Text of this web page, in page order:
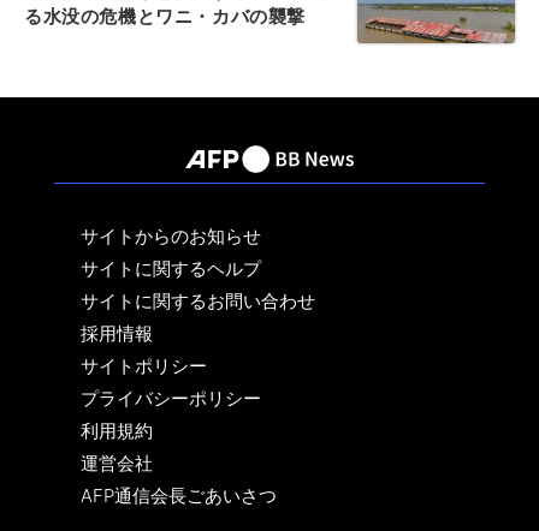
る水没の危機とワニ・カバの襲撃
サイトからのお知らせ
サイトに関するヘルプ
サイトに関するお問い合わせ
採用情報
サイトポリシー
プライバシーポリシー
利用規約
運営会社
AFP通信会長ごあいさつ